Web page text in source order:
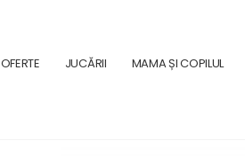
OFERTE JUCĂRII MAMA ȘI COPILUL